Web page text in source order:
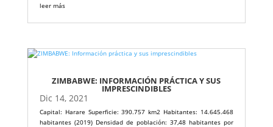
leer más
ZIMBABWE: INFORMACIÓN PRÁCTICA Y SUS
IMPRESCINDIBLES
Dic 14, 2021
Capital: Harare Superficie: 390.757 km2 Habitantes: 14.645.468
habitantes (2019) Densidad de población: 37,48 habitantes por